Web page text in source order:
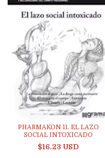
PHARMAKON 11. EL LAZO
SOCIAL INTOXICADO
$16.23 USD